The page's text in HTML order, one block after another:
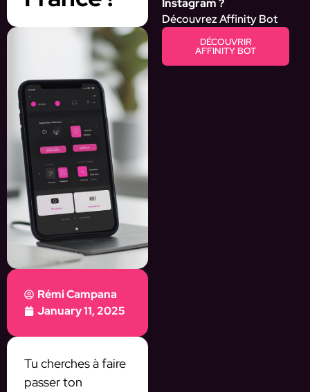
Rémi Campana
January 11, 2025
Tu cherches à faire
passer ton
Instagram ?
Découvrez Affinity Bot
DÉCOUVRIR
AFFINITY BOT